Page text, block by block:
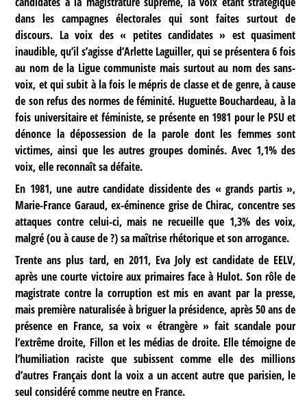
dans les campagnes électorales qui sont faites surtout de
discours. La voix des « petites candidates » est quasiment
inaudible, qu’il s’agisse d’Arlette Laguiller, qui se présentera 6 fois
au nom de la Ligue communiste mais surtout au nom des sans-
voix, et qui subit à la fois le mépris de classe et de genre, à cause
de son refus des normes de féminité. Huguette Bouchardeau, à la
fois universitaire et féministe, se présente en 1981 pour le PSU et
dénonce la dépossession de la parole dont les femmes sont
victimes, ainsi que les autres groupes dominés. Avec 1,1% des
voix, elle reconnaît sa défaite.
En 1981, une autre candidate dissidente des « grands partis »,
Marie-France Garaud, ex-éminence grise de Chirac, concentre ses
attaques contre celui-ci, mais ne recueille que 1,3% des voix,
malgré (ou à cause de ?) sa maîtrise rhétorique et son arrogance.
Trente ans plus tard, en 2011, Eva Joly est candidate de EELV,
après une courte victoire aux primaires face à Hulot. Son rôle de
magistrate contre la corruption est mis en avant par la presse,
mais première naturalisée à briguer la présidence, après 50 ans de
présence en France, sa voix « étrangère » fait scandale pour
l’extrême droite, Fillon et les médias de droite. Elle témoigne de
l’humiliation raciste que subissent comme elle des millions
d’autres Français dont la voix a un accent autre que parisien, le
seul considéré comme neutre en France.